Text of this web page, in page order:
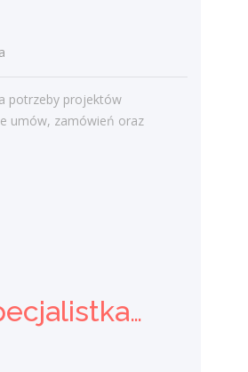
potrzeb klientów oraz
dla nich dedykowanych
BIS GROUP
potrzeby projektów
umów, zamówień oraz
Specjalista / Specjalistka ds. sprzedaży rozwiązań technicznych